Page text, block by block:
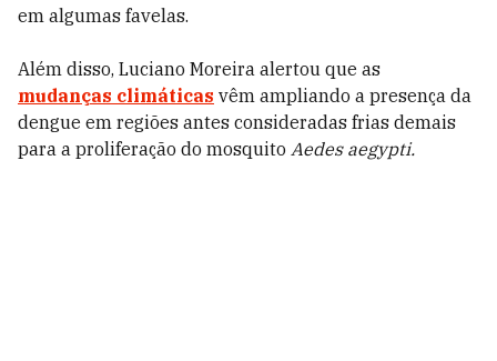
em algumas favelas.
Além disso, Luciano Moreira alertou que as
mudanças climáticas vêm ampliando a presença da
dengue em regiões antes consideradas frias demais
para a proliferação do mosquito Aedes aegypti.